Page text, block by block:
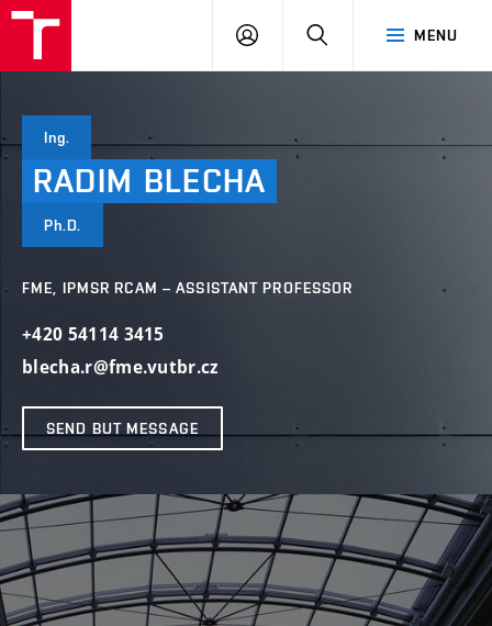
MENU
LOG
SEARCH
Ing.
RADIM BLECHA
Ph.D.
FME, IPMSR RCAM – ASSISTANT PROFESSOR
+420 54114 3415
blecha.r@fme.vutbr.cz
SEND BUT MESSAGE